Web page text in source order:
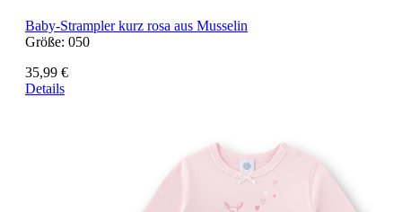
Baby-Strampler kurz rosa aus Musselin
Größe: 050
35,99 €
Details